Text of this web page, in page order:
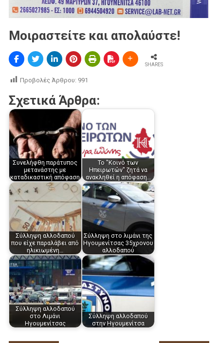
Μοιραστείτε και απολαύστε!
SHARES
Προβολές Άρθρου: 991
Σχετικά Άρθρα:
Συνελήφθη παράτυπος
μετανάστης με
καταδικαστική απόφαση
Το "Κοινό των
Ηπειρωτών" ζητά να
ανακληθεί η απόφαση…
Σύλληψη αλλοδαπού
που είχε παραλάβει από
ηλικιωμένη…
Σύλληψη στο λιμάνι της
Ηγουμενίτσας 35χρονου
αλλοδαπού
Σύλληψη αλλοδαπού
στο Λιμάνι
Ηγουμενίτσας
Σύλληψη αλλοδαπού
στην Ηγουμενίτσα